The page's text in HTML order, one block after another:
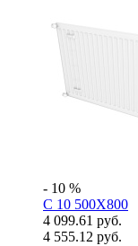
- 10 %
C 10 500X800
4 099.61 руб.
4 555.12 руб.